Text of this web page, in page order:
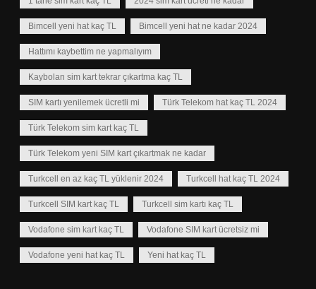
Bimcell yeni hat kaç TL Bimcell yeni hat ne kadar 2024
Hattımı kaybettim ne yapmalıyım
Kaybolan sim kart tekrar çıkartma kaç TL
SIM kartı yenilemek ücretli mi Türk Telekom hat kaç TL 2024
Türk Telekom sim kart kaç TL
Türk Telekom yeni SIM kart çıkartmak ne kadar
Turkcell en az kaç TL yüklenir 2024 Turkcell hat kaç TL 2024
Turkcell SIM kart kaç TL Turkcell sim kartı kaç TL
Vodafone sim kart kaç TL Vodafone SIM kart ücretsiz mi
Vodafone yeni hat kaç TL Yeni hat kaç TL